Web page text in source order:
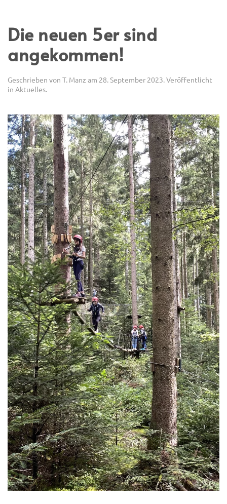
Die neuen 5er sind
angekommen!
Geschrieben von T. Manz am 28. September 2023. Veröffentlicht
in Aktuelles.